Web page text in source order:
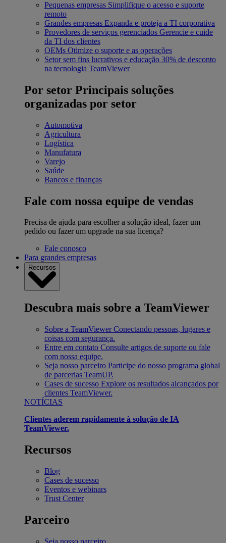
Pequenas empresas Simplifique o acesso e suporte
remoto
Grandes empresas Expanda e proteja a TI corporativa
Provedores de serviços gerenciados Gerencie e cuide
da TI dos clientes
OEMs Otimize o suporte e as operações
Setor sem fins lucrativos e educação 30% de desconto
na tecnologia TeamViewer
Por setor Principais soluções
organizadas por setor
Automotiva
Agricultura
Logística
Manufatura
Varejo
Saúde
Bancos e finanças
Fale com nossa equipe de vendas
Precisa de ajuda para escolher a solução ideal, fazer um
pedido ou fazer um upgrade na sua licença?
Fale conosco
Para grandes empresas
Recursos
Descubra mais sobre a TeamViewer
Sobre a TeamViewer Conectando pessoas, lugares e
coisas com segurança.
Entre em contato Consulte artigos de suporte ou fale
com nossa equipe.
Seja nosso parceiro Participe do nosso programa global
de parcerias TeamUP.
Cases de sucesso Explore os resultados alcançados por
clientes TeamViewer.
NOTÍCIAS
Clientes aderem rapidamente à solução de IA
TeamViewer.
Recursos
Blog
Cases de sucesso
Eventos e webinars
Trust Center
Parceiro
Seja nosso parceiro